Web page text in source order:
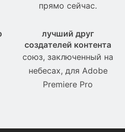
прямо сейчас.
лучший друг
создателей контента
союз, заключенный на
небесах, для Adobe
Premiere Pro